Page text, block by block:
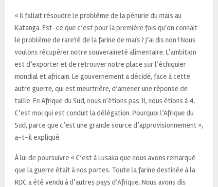
« Il fallait résoudre le problème de la pénurie du maïs au
Katanga. Est-ce que c’est pour la première fois qu’on connait
le problème de rareté de la farine de maïs ? J’ai dis non ! Nous
voulons récupérer notre souveraineté alimentaire. L’ambition
est d’exporter et de retrouver notre place sur l’échiquier
mondial et africain. Le gouvernement a décidé, face à cette
autre guerre, qui est meurtrière, d’amener une réponse de
taille. En Afrique du Sud, nous n’étions pas 11, nous étions à 4.
C’est moi qui est conduit la délégation. Pourquoi l’Afrique du
Sud, parce que c’est une grande source d’approvisionnement »,
a-t-il expliqué.
À lui de poursuivre « C’est à Lusaka que nous avons remarqué
que la guerre était à nos portes. Toute la farine destinée à la
RDC a été vendu à d’autres pays d’Afrique. Nous avons dis